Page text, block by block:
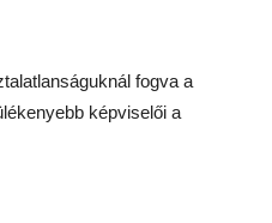
fogva a
képviselői a